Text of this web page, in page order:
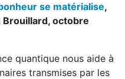
se matérialise,
Brouillard, octobre
quantique nous aide à
transmises par les